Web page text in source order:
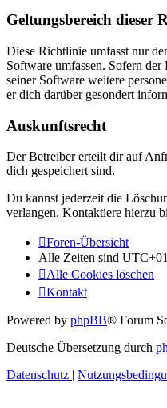
Geltungsbereich dieser
Diese Richtlinie umfasst nur
Software umfassen. Sofern
seiner Software weitere
er dich darüber gesondert
Auskunftsrecht
Der Betreiber erteilt dir auf
dich gespeichert sind.
Du kannst jederzeit die
verlangen. Kontaktiere hierzu
Foren-Übersicht
Alle Zeiten sind
Alle Cookies löschen
Kontakt
Powered by phpBB® Forum
Deutsche Übersetzung durch
Datenschutz |